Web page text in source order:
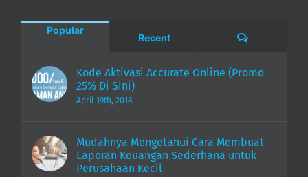
Popular
Recent Comments
Kode Aktivasi Accurate Online (Promo
25% Di Sini)
April 19th, 2018
Mudahnya Mengetahui Cara Membuat
Laporan Keuangan Sederhana untuk
Perusahaan Kecil